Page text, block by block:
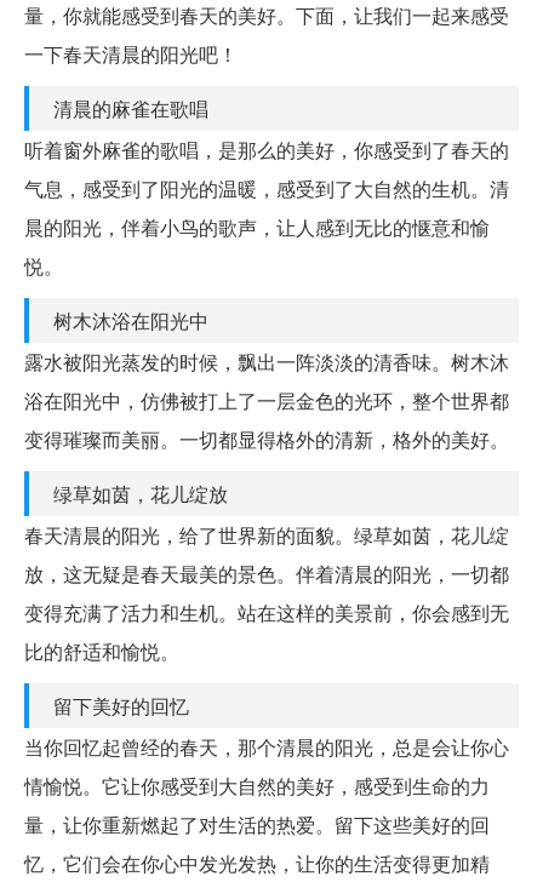
量，你就能感受到春天的美好。下面，让我们一起来感受
一下春天清晨的阳光吧！
清晨的麻雀在歌唱
听着窗外麻雀的歌唱，是那么的美好，你感受到了春天的
气息，感受到了阳光的温暖，感受到了大自然的生机。清
晨的阳光，伴着小鸟的歌声，让人感到无比的惬意和愉
悦。
树木沐浴在阳光中
露水被阳光蒸发的时候，飘出一阵淡淡的清香味。树木沐
浴在阳光中，仿佛被打上了一层金色的光环，整个世界都
变得璀璨而美丽。一切都显得格外的清新，格外的美好。
绿草如茵，花儿绽放
春天清晨的阳光，给了世界新的面貌。绿草如茵，花儿绽
放，这无疑是春天最美的景色。伴着清晨的阳光，一切都
变得充满了活力和生机。站在这样的美景前，你会感到无
比的舒适和愉悦。
留下美好的回忆
当你回忆起曾经的春天，那个清晨的阳光，总是会让你心
情愉悦。它让你感受到大自然的美好，感受到生命的力
量，让你重新燃起了对生活的热爱。留下这些美好的回
忆，它们会在你心中发光发热，让你的生活变得更加精